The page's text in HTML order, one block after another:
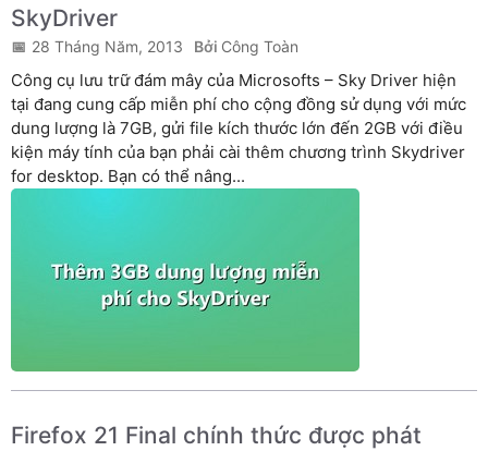
SkyDriver
28 Tháng Năm, 2013 Công Toàn
Công cụ lưu trữ đám mây của Microsofts – Sky Driver hiện
tại đang cung cấp miễn phí cho cộng đồng sử dụng với mức
dung lượng là 7GB, gửi file kích thước lớn đến 2GB với điều
kiện máy tính của bạn phải cài thêm chương trình Skydriver
for desktop. Bạn có thể nâng...
Firefox 21 Final chính thức được phát